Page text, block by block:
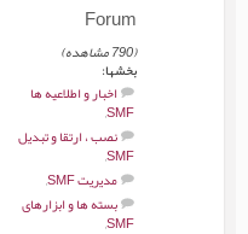
Forum
(790 مشاهده)
بخشها:
اخبار و اطلاعیه ها
SMF
,
نصب ، ارتقا و تبدیل
SMF
,
مدیریت SMF
,
بسته ها و ابزارهای
SMF
,